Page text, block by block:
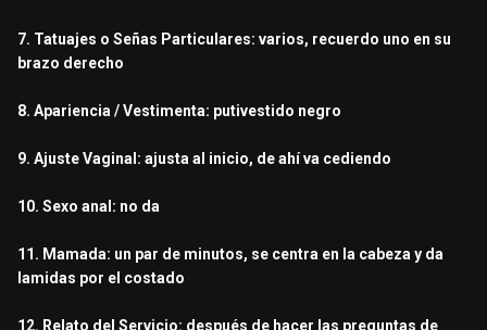
7. Tatuajes o Señas Particulares: varios, recuerdo uno en su
brazo derecho
8. Apariencia / Vestimenta: putivestido negro
9. Ajuste Vaginal: ajusta al inicio, de ahí va cediendo
10. Sexo anal: no da
11. Mamada: un par de minutos, se centra en la cabeza y da
lamidas por el costado
12. Relato del Servicio: después de hacer las preguntas de